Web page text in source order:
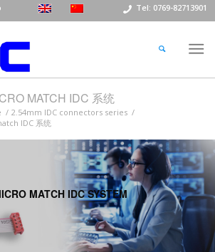
Tel: 0769-82713901
MATCH IDC 系统
/ 2.54mm IDC connectors series /
IDC 系统
MATCH IDC SYSTEM